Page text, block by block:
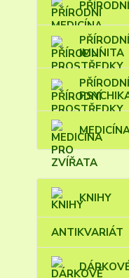
IMUNITA
KNIHY
ANTIKVARIÁT